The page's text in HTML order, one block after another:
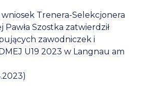
wniosek Trenera-Selekcjonera
Szostka zatwierdził
zawodniczek i
U19 2023 w Langnau am